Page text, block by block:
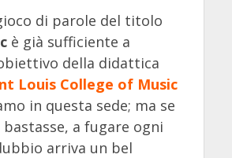
di parole del titolo
è già sufficiente a
della didattica
Louis College of Music
in questa sede; ma se
a fugare ogni
arriva un bel